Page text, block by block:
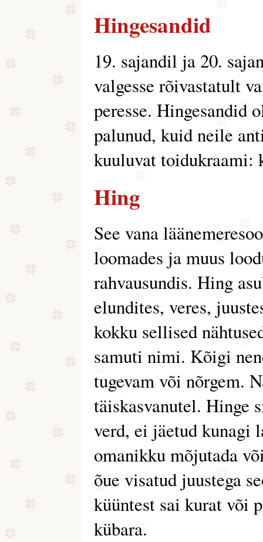
Hingesandid
19. sajandil ja 20.
valgesse rõivastatult
peresse. Hingesandid
palunud, kuid neile
kuuluvat toidukraami:
Hing
See vana
loomades ja muus
rahvausundis. Hing
elundites, veres,
kokku sellised
samuti nimi. Kõigi
tugevam või nõrgem.
täiskasvanutel. Hinge
verd, ei jäetud kunagi
omanikku mõjutada
õue visatud juustega
küüntest sai kurat või
kübara.